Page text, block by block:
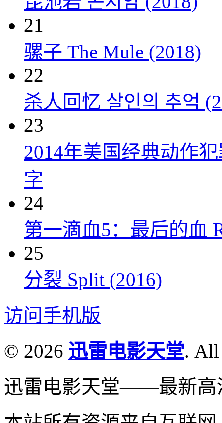
21
骡子 The Mule (2018)
22
杀人回忆 살인의 추억
23
2014年美国经典动作
字
24
第一滴血5：最后的血
25
分裂 Split (2016)
访问手机版
© 2026 迅雷电影天堂. All
迅雷电影天堂——最新高